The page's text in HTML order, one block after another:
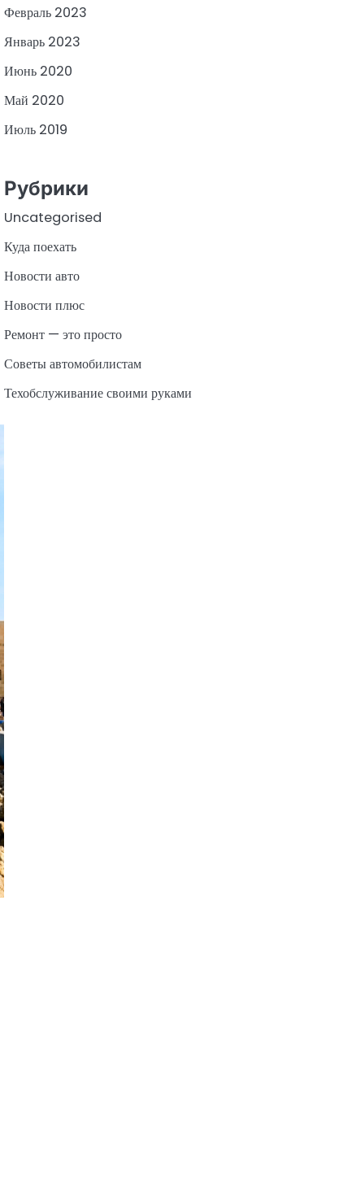
Февраль 2023
Январь 2023
Июнь 2020
Май 2020
Июль 2019
Рубрики
Uncategorised
Куда поехать
Новости авто
Новости плюс
Ремонт — это просто
Советы автомобилистам
Техобслуживание своими руками